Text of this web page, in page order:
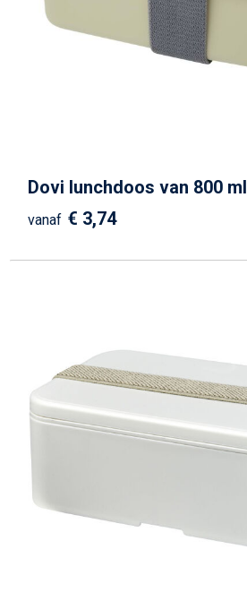
Dovi lunchdoos van 800 ml
vanaf € 3,74